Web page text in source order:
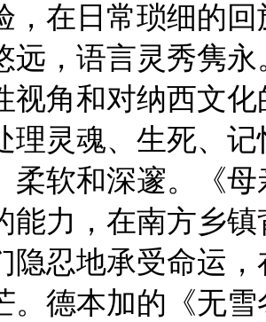
，在日常琐细的
远，语言灵秀隽
视角和对纳西文
理灵魂、生死、
柔软和深邃。《
能力，在南方乡
隐忍地承受命运
。德本加的《无